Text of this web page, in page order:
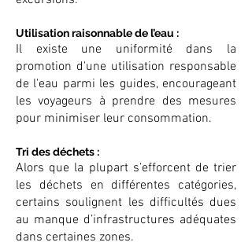
Utilisation raisonnable de l’eau :
Il existe une uniformité dans la
promotion d'une utilisation responsable
de l'eau parmi les guides, encourageant
les voyageurs à prendre des mesures
pour minimiser leur consommation.
Tri des déchets :
Alors que la plupart s’efforcent de trier
les déchets en différentes catégories,
certains soulignent les difficultés dues
au manque d’infrastructures adéquates
dans certaines zones.